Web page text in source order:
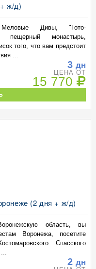
ж/д)
Дивы, "Гото-
пещерный монастырь,
того, что вам предстоит
...
3 дн
ЦЕНА ОТ
15 770
(2 дня + ж/д)
область, вы
Воронежа, посетите
Спасского
2 дн